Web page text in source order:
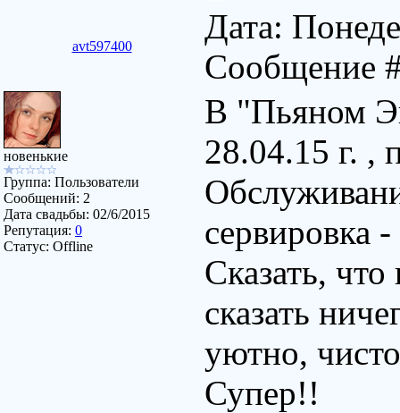
avt597400
Дата:
Сообщение
новенькие
Группа: Пользователи
Сообщений: 2
Дата свадьбы: 02/6/2015
Репутация: 0
Статус: Offline
В "Пьяном
28.04.15 г. ,
сервировка
Сказать,
сказать
уютно,
Супер!!